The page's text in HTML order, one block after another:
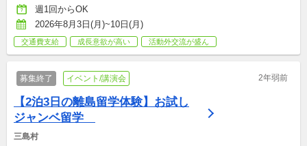
週1回からOK
2026年8月3日(月)~10日(月)
交通費支給 成長意欲が高い 活動外交流が盛ん
募集終了 イベント/講演会 2年弱前
【2泊3日の離島留学体験】お試し
ジャンベ留学
三島村